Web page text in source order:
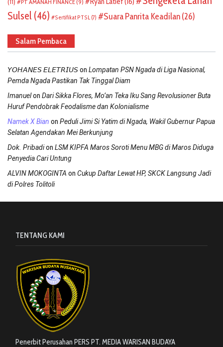
PT AMANAH FINANCE(9)
Sulsel (46) Sertifikat PTSL (7) Suara Panrita Keadilan(26)
Salam Pembaca
𝘠𝘖𝘏𝘈𝘕𝘌𝘚 𝘌𝘓𝘌𝘛𝘙𝘐𝘜𝘚on Lompatan PSN Ngada di Liga Nasional,
Pemda Ngada Pastikan Tak Tinggal Diam
Imanuelon Dari Sikka Flores, Mo’an Teka Iku Sang Revolusioner Buta
Huruf Pendobrak Feodalisme dan Kolonialisme
Namek X Bian on Peduli Jimi Si Yatim di Ngada, Wakil Gubernur Papua
Selatan Agendakan Mei Berkunjung
Dok. Pribadion LSM KIPFA Maros Soroti Menu MBG di Maros Diduga
Penyedia Cari Untung
ALVIN MOKOGINTA on Cukup Daftar Lewat HP, SKCK Langsung Jadi
di Polres Tolitoli
TENTANG KAMI
Penerbit Perusahan PERS PT. MEDIA WARISAN BUDAYA